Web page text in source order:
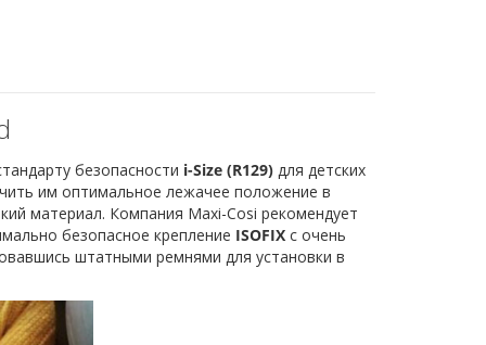
безопасности i-Size (R129) для детских
им оптимальное лежачее положение в
материал. Компания Maxi-Cosi рекомендует
безопасное крепление ISOFIX с очень
штатными ремнями для установки в